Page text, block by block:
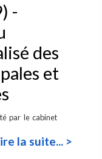
-
des
et
par le cabinet
la suite... >